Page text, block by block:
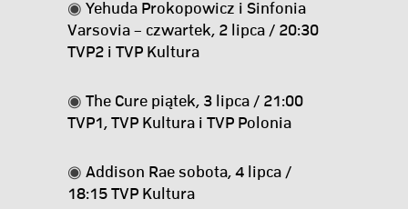
◉ Yehuda Prokopowicz i Sinfonia
Varsovia – czwartek, 2 lipca / 20:30
TVP2 i TVP Kultura
◉ The Cure piątek, 3 lipca / 21:00
TVP1, TVP Kultura i TVP Polonia
◉ Addison Rae sobota, 4 lipca /
18:15 TVP Kultura